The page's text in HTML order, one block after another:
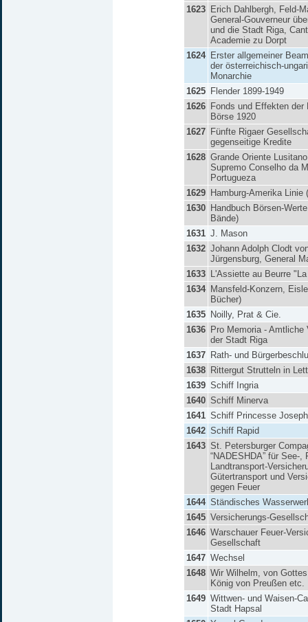
1623 Erich Dahlbergh, Feld-
General-Gouverneur
und die Stadt Riga,
Academie zu Dorpt
1624 Erster allgemeiner
der österreichisch-
Monarchie
1625 Flender 1899-1949
1626 Fonds und Effekten der
Börse 1920
1627 Fünfte Rigaer
gegenseitige Kredite
1628 Grande Oriente
Supremo Conselho da
Portugueza
1629 Hamburg-Amerika Linie
1630 Handbuch Börsen-
Bände)
1631 J. Mason
1632 Johann Adolph Clodt
Jürgensburg, General
1633 L'Assiette au Beurre
1634 Mansfeld-Konzern,
Bücher)
1635 Noilly, Prat & Cie.
1636 Pro Memoria - Amtliche
der Stadt Riga
1637 Rath- und
1638 Rittergut Strutteln in
1639 Schiff Ingria
1640 Schiff Minerva
1641 Schiff Princesse
1642 Schiff Rapid
1643 St. Petersburger
“NADESHDA” für See-,
Landtransport-
Gütertransport und
gegen Feuer
1644 Ständisches
1645 Versicherungs-
1646 Warschauer Feuer-
Gesellschaft
1647 Wechsel
1648 Wir Wilhelm, von
König von Preußen etc.
1649 Wittwen- und Waisen-
Stadt Hapsal